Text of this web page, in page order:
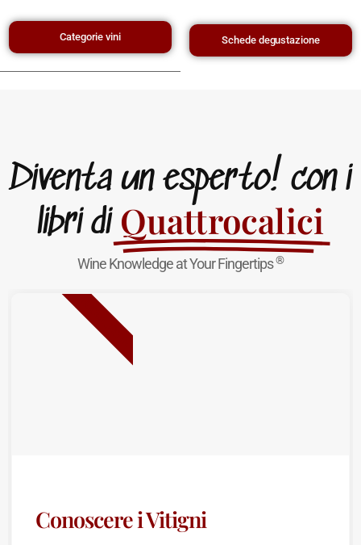
Categorie vini Schede degustazione
Diventa un esperto! con i
libri di Quattrocalici
Wine Knowledge at Your Fingertips®
Conoscere i Vitigni
NUOVA USCITA